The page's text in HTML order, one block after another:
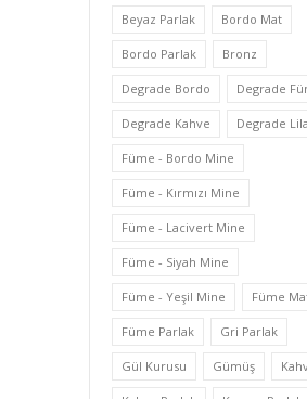
Beyaz Parlak Bordo Mat
Bordo Parlak Bronz
Degrade Bordo Degrade
Degrade Kahve Degrade Lila
Füme - Bordo Mine
Füme - Kırmızı Mine
Füme - Lacivert Mine
Füme - Siyah Mine
Füme - Yeşil Mine Füme
Füme Parlak Gri Parlak
Gül Kurusu Gümüş